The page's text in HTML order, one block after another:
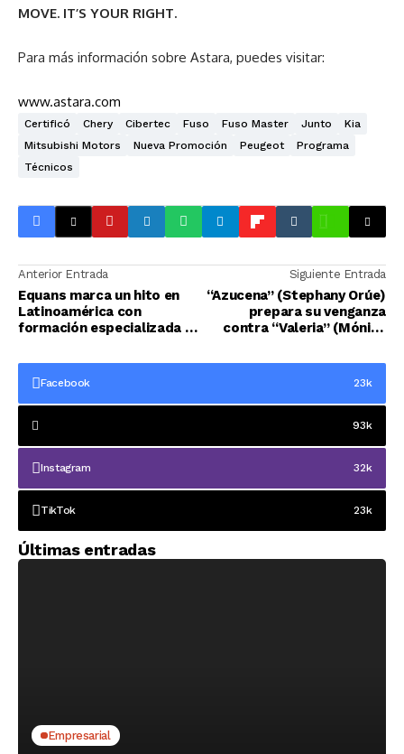
MOVE. IT’S YOUR RIGHT.
Para más información sobre Astara, puedes visitar:
www.astara.com
Certificó Chery Cibertec Fuso Fuso Master Junto
Kia
Mitsubishi Motors
Nueva Promoción Peugeot
Programa
Técnicos
Anterior Entrada
Equans marca un hito en
Latinoamérica con
formación especializada en
Facility Management
Siguiente Entrada
“Azucena” (Stephany Orúe)
prepara su venganza
contra “Valeria” (Mónica
Facebook 23k
93k
Instagram 32k
TikTok 23k
Últimas entradas
Empresarial